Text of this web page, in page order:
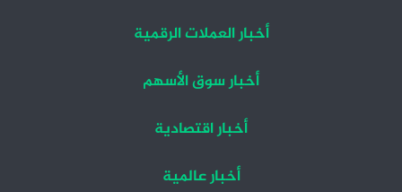
أخبار العملات الرقمية
أخبار سوق الأسهم
أخبار اقتصادية
أخبار عالمية